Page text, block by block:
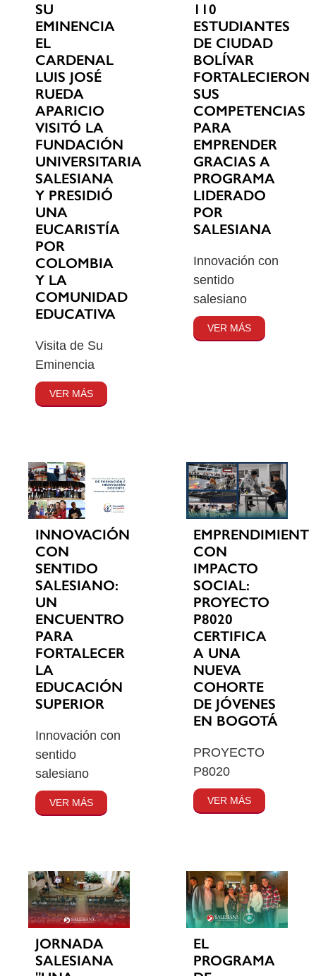
SU
EMINENCIA
EL
CARDENAL
LUIS JOSÉ
RUEDA
APARICIO
VISITÓ LA
FUNDACIÓN
UNIVERSITARIA
SALESIANA
Y PRESIDIÓ
UNA
EUCARISTÍA
POR
COLOMBIA
Y LA
COMUNIDAD
EDUCATIVA
Visita de Su
Eminencia
VER MÁS
110
ESTUDIANTES
DE CIUDAD
BOLÍVAR
FORTALECIERON
SUS
COMPETENCIAS
PARA
EMPRENDER
GRACIAS A
PROGRAMA
LIDERADO
POR
SALESIANA
Innovación con
sentido
salesiano
VER MÁS
INNOVACIÓN
CON
SENTIDO
SALESIANO:
UN
ENCUENTRO
PARA
FORTALECER
LA
EDUCACIÓN
SUPERIOR
Innovación con
sentido
salesiano
VER MÁS
CON
IMPACTO
SOCIAL:
PROYECTO
P8020
CERTIFICA
A UNA
NUEVA
COHORTE
DE JÓVENES
EN BOGOTÁ
PROYECTO
P8020
VER MÁS
JORNADA
SALESIANA
EL
PROGRAMA